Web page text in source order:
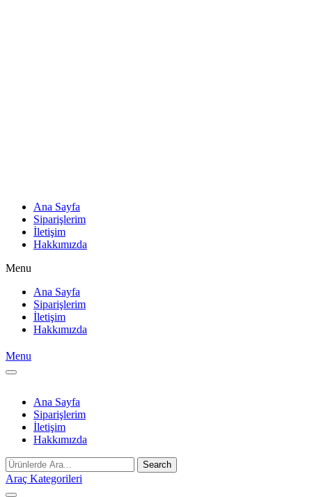
Ana Sayfa
Siparişlerim
İletişim
Hakkımızda
Menu
Ana Sayfa
Siparişlerim
İletişim
Hakkımızda
Menu
Ana Sayfa
Siparişlerim
İletişim
Hakkımızda
Search
Araç Kategorileri